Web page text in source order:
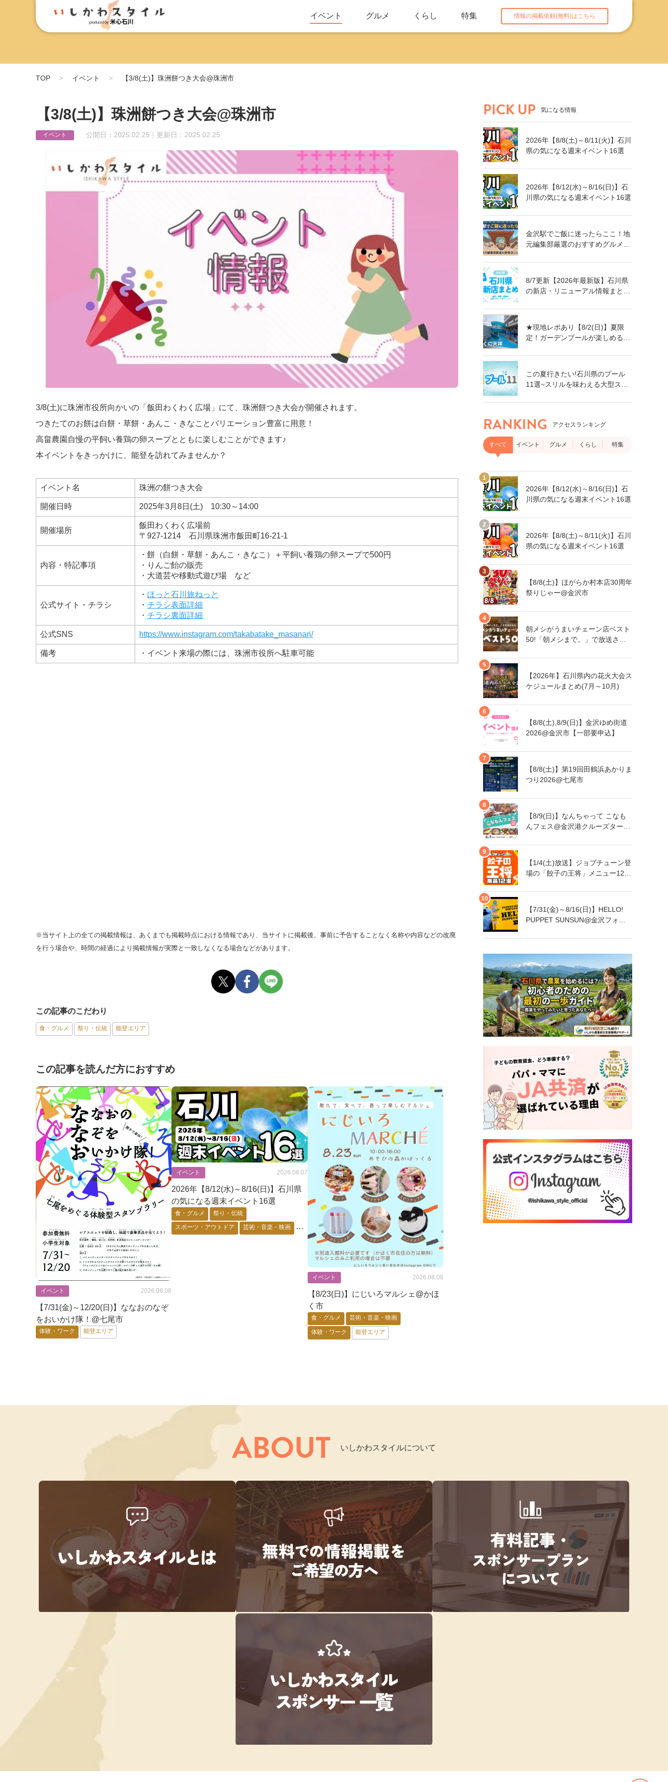
イベント グルメ くらし 特集 情報の掲載依頼(無料)はこちら
TOP イベント 【3/8(土)】珠洲餅つき大会@珠洲市
【3/8(土)】珠洲餅つき大会@珠洲市
イベント 公開日：2025.02.25｜更新日：2025.02.25
3/8(土)に珠洲市役所向かいの「飯田わくわく広場」にて、珠洲餅つき大会が開催されます。
つきたてのお餅は白餅・草餅・あんこ・きなことバリエーション豊富に用意！
高畠農園自慢の平飼い養鶏の卵スープとともに楽しむことができます♪
本イベントをきっかけに、能登を訪れてみませんか？
イベント名 珠洲の餅つき大会
開催日時 2025年3月8日(土) 10:30～14:00
開催場所
飯田わくわく広場前
〒927-1214 石川県珠洲市飯田町16-21-1
内容・特記事項
・餅（白餅・草餅・あんこ・きなこ）＋平飼い養鶏の卵スープで500円
・りんご飴の販売
・大道芸や移動式遊び場 など
公式サイト・チラシ
・ ほっと石川旅ねっと
・ チラシ表面詳細
・ チラシ裏面詳細
公式SNS https://www.instagram.com/takabatake_masanari/
備考 ・イベント来場の際には、珠洲市役所へ駐車可能
※当サイト上の全ての掲載情報は、あくまでも掲載時点における情報であり、当サイトに掲載後、事前に予告することなく名称や内容などの改廃
を行う場合や、時間の経過により掲載情報が実際と一致しなくなる場合などがあります。
この記事のこだわり
食・グルメ 祭り・伝統 能登エリア
この記事を読んだ方におすすめ
イベント 2026.08.08
【7/31(金)～12/20(日)】ななおのなぞ
をおいかけ隊！@七尾市
体験・ワーク 能登エリア
イベント 2026.08.07
2026年【8/12(水)～8/16(日)】石川県
の気になる週末イベント16選
食・グルメ 祭り・伝統
スポーツ・アウトドア 芸術・音楽・映画
イベント
2026.08.08
【8/23(日)】にじいろマルシェ@かほ
く市
食・グルメ 芸術・音楽・映画
体験・ワーク 能登エリア
PICK UP 気になる情報
2026年【8/8(土)～8/11(火)】石川
県の気になる週末イベント16選
2026年【8/12(水)～8/16(日)】石
川県の気になる週末イベント16選
金沢駅でご飯に迷ったらここ！地
元編集部厳選のおすすめグルメ・
応】
8/7更新【2026年最新版】石川県
の新店・リニューアル情報まとめ
トをチェック！
★現地レポあり【8/2(日)】夏限
定！ガーデンプールが楽しめる親
@加賀市
この夏行きたい!石川県のプール
11選~スリルを味わえる大型スラ
プールも!~
RANKING アクセスランキング
すべて イベント グルメ くらし 特集
2026年【8/12(水)～8/16(日)】石
川県の気になる週末イベント16選
2026年【8/8(土)～8/11(火)】石川
県の気になる週末イベント16選
【8/8(土)】ほがらか村本店30周年
祭りじゃー@金沢市
朝メシがうまいチェーン店ベスト
50!「朝メシまで。」で放送され
県にもあるあの店舗!
【2026年】石川県内の花火大会ス
ケジュールまとめ(7月～10月)
【8/8(土),8/9(日)】金沢ゆめ街道
2026@金沢市【一部要申込】
【8/8(土)】第19回田鶴浜あかりま
つり2026@七尾市
【8/9(日)】なんちゃって こなも
んフェス@金沢港クルーズターミ
【1/4(土)放送】ジョブチューン登
場の「餃子の王将」メニュー12品
【7/31(金)～8/16(日)】HELLO!
PUPPET SUNSUN@金沢フォー
ABOUT いしかわスタイルについて